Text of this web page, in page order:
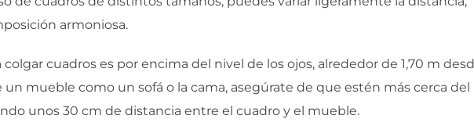
armoniosa.
cuadros es por encima del nivel de los ojos, alrededor de 1,70 m
un mueble como un sofá o la cama, asegúrate de que estén más cerca del
unos 30 cm de distancia entre el cuadro y el mueble.